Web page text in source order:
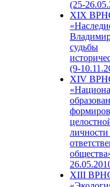
(25-
XIX
судьбы
(9-
XIV
XIII